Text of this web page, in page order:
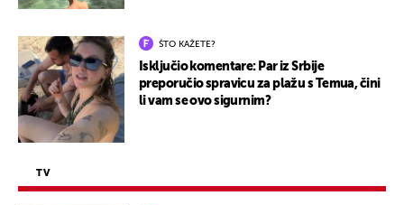
ŠTO KAŽETE?
Isključio komentare: Par iz Srbije
preporučio spravicu za plažu s Temua, čini
li vam se ovo sigurnim?
TV